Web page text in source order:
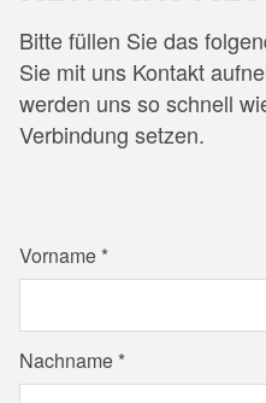
Bitte füllen Sie das
Sie mit uns Kontakt
werden uns so schnell
Verbindung setzen.
Vorname
Nachname